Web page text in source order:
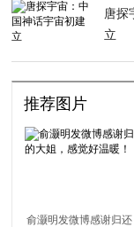
唐探
立
推荐图片
俞灏明发微博感谢归还